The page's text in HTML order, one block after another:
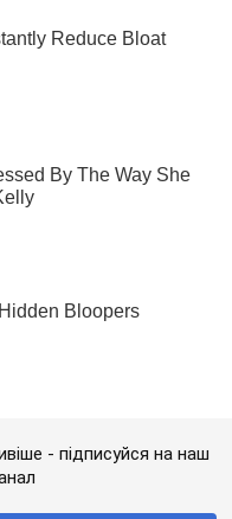
- підписуйся на наш